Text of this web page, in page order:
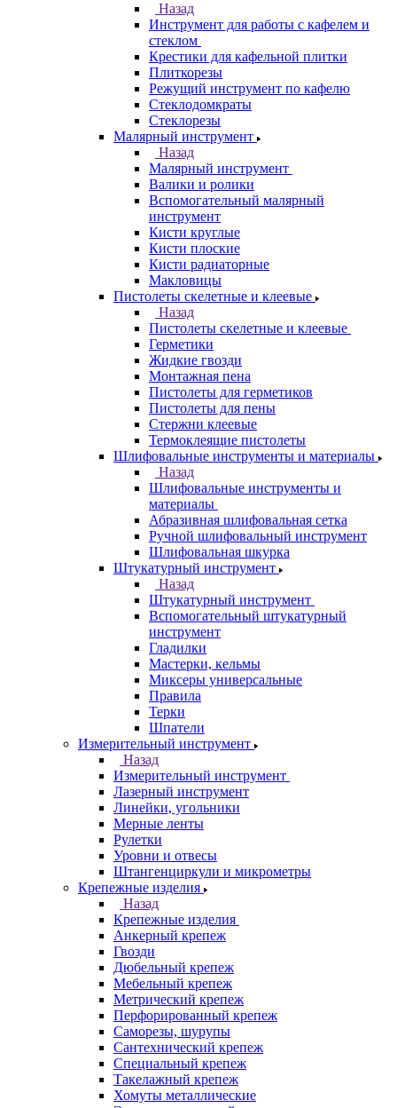
Назад
Инструмент для работы с кафелем и
стеклом
Крестики для кафельной плитки
Плиткорезы
Режущий инструмент по кафелю
Стеклодомкраты
Стеклорезы
Малярный инструмент
Назад
Малярный инструмент
Валики и ролики
Вспомогательный малярный
инструмент
Кисти круглые
Кисти плоские
Кисти радиаторные
Макловицы
Пистолеты скелетные и клеевые
Назад
Пистолеты скелетные и клеевые
Герметики
Жидкие гвозди
Монтажная пена
Пистолеты для герметиков
Пистолеты для пены
Стержни клеевые
Термоклеящие пистолеты
Шлифовальные инструменты и материалы
Назад
Шлифовальные инструменты и
материалы
Абразивная шлифовальная сетка
Ручной шлифовальный инструмент
Шлифовальная шкурка
Штукатурный инструмент
Назад
Штукатурный инструмент
Вспомогательный штукатурный
инструмент
Гладилки
Мастерки, кельмы
Миксеры универсальные
Правила
Терки
Шпатели
Измерительный инструмент
Назад
Измерительный инструмент
Лазерный инструмент
Линейки, угольники
Мерные ленты
Рулетки
Уровни и отвесы
Штангенциркули и микрометры
Крепежные изделия
Назад
Крепежные изделия
Анкерный крепеж
Гвозди
Дюбельный крепеж
Мебельный крепеж
Метрический крепеж
Перфорированный крепеж
Саморезы, шурупы
Сантехнический крепеж
Специальный крепеж
Такелажный крепеж
Хомуты металлические